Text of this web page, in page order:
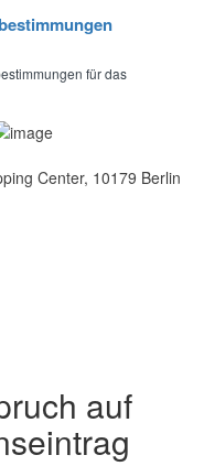
für das
Center, 10179 Berlin
auf